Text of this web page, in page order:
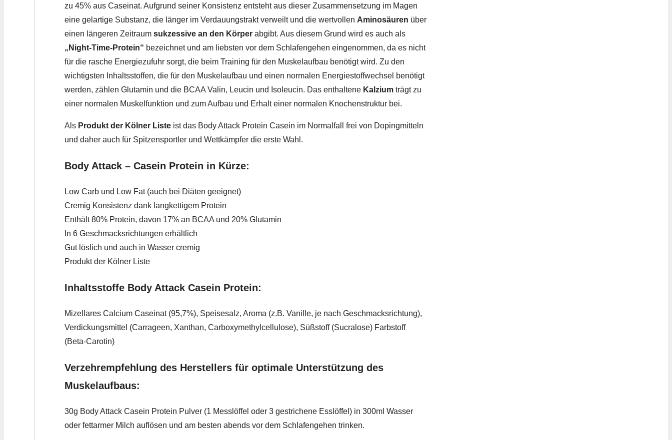
zu 45% aus Caseinat. Aufgrund seiner Konsistenz entsteht aus dieser Zusammensetzung im Magen
eine gelartige Substanz, die länger im Verdauungstrakt verweilt und die wertvollen Aminosäuren über
einen längeren Zeitraum sukzessive an den Körper abgibt. Aus diesem Grund wird es auch als
„Night-Time-Protein“ bezeichnet und am liebsten vor dem Schlafengehen eingenommen, da es nicht
für die rasche Energiezufuhr sorgt, die beim Training für den Muskelaufbau benötigt wird. Zu den
wichtigsten Inhaltsstoffen, die für den Muskelaufbau und einen normalen Energiestoffwechsel benötigt
werden, zählen Glutamin und die BCAA Valin, Leucin und Isoleucin. Das enthaltene Kalzium trägt zu
einer normalen Muskelfunktion und zum Aufbau und Erhalt einer normalen Knochenstruktur bei.
Als Produkt der Kölner Liste ist das Body Attack Protein Casein im Normalfall frei von Dopingmitteln
und daher auch für Spitzensportler und Wettkämpfer die erste Wahl.
Body Attack – Casein Protein in Kürze:
Low Carb und Low Fat (auch bei Diäten geeignet)
Cremig Konsistenz dank langkettigem Protein
Enthält 80% Protein, davon 17% an BCAA und 20% Glutamin
In 6 Geschmacksrichtungen erhältlich
Gut löslich und auch in Wasser cremig
Produkt der Kölner Liste
Inhaltsstoffe Body Attack Casein Protein:
Mizellares Calcium Caseinat (95,7%), Speisesalz, Aroma (z.B. Vanille, je nach Geschmacksrichtung),
Verdickungsmittel (Carrageen, Xanthan, Carboxymethylcellulose), Süßstoff (Sucralose) Farbstoff
(Beta-Carotin)
Verzehrempfehlung des Herstellers für optimale Unterstützung des
Muskelaufbaus:
30g Body Attack Casein Protein Pulver (1 Messlöffel oder 3 gestrichene Esslöffel) in 300ml Wasser
oder fettarmer Milch auflösen und am besten abends vor dem Schlafengehen trinken.